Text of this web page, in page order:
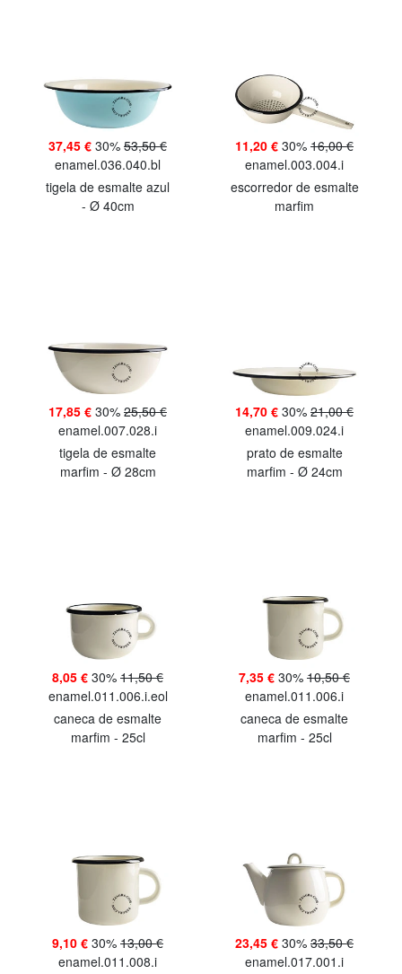
37,45 € 30% 53,50 €
enamel.036.040.bl
tigela de esmalte azul
- Ø 40cm
11,20 € 30% 16,00 €
enamel.003.004.i
escorredor de esmalte
marfim
17,85 € 30% 25,50 €
enamel.007.028.i
tigela de esmalte
marfim - Ø 28cm
14,70 € 30% 21,00 €
enamel.009.024.i
prato de esmalte
marfim - Ø 24cm
8,05 € 30% 11,50 €
enamel.011.006.i.eol
caneca de esmalte
marfim - 25cl
7,35 € 30% 10,50 €
enamel.011.006.i
caneca de esmalte
marfim - 25cl
9,10 € 30% 13,00 €
enamel.011.008.i
23,45 € 30% 33,50 €
enamel.017.001.i